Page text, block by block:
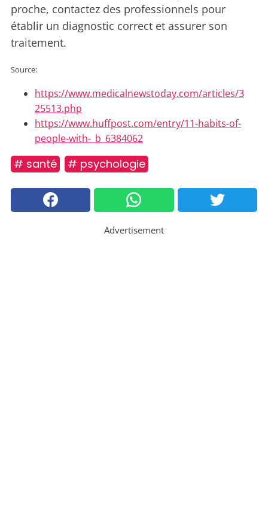
proche, contactez des professionnels pour
établir un diagnostic correct et assurer son
traitement.
Source:
https://www.medicalnewstoday.com/articles/3
25513.php
https://www.huffpost.com/entry/11-habits-of-
people-with-_b_6384062
# santé # psychologie
Advertisement